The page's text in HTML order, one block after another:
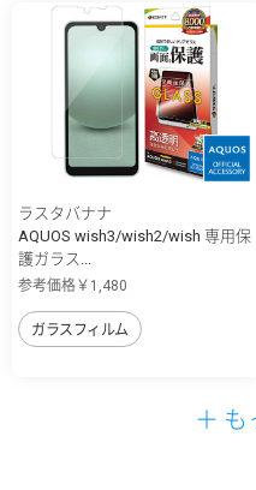
ラスタバナナ
AQUOS wish3/wish2/wish 専用保
護ガラス...
参考価格￥1,480
ガラスフィルム
＋